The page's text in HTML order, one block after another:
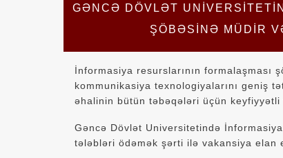
GƏNCƏ DÖVLƏT
ŞÖBƏSINƏ MÜDIR
İnformasiya resurslarının formalaşması
kommunikasiya texnologiyalarını geniş
əhalinin bütün təbəqələri üçün keyfiyyətli
Gəncə Dövlət Universitetində
tələbləri ödəmək şərti ilə vakansiya elan